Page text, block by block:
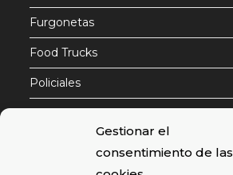
Gestionar el
consentimiento de las
Furgonetas
Food Trucks
Policiales
Contactar